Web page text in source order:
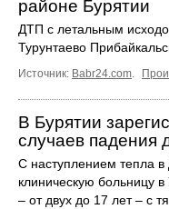
районе Бурятии
ДТП с летальным
Турунтаево
Источник: Babr24.com.
В Бурятии
случаев падения
С наступлением тепла в
клиническую больницу
– от двух до 17 лет – с